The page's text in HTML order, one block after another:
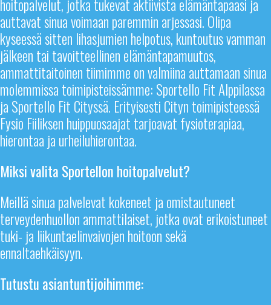
hoitopalvelut, jotka tukevat aktiivista elämäntapaasi ja
auttavat sinua voimaan paremmin arjessasi. Olipa
kyseessä sitten lihasjumien helpotus, kuntoutus vamman
jälkeen tai tavoitteellinen elämäntapamuutos,
ammattitaitoinen tiimimme on valmiina auttamaan sinua
molemmissa toimipisteissämme: Sportello Fit Alppilassa
ja Sportello Fit Cityssä. Erityisesti Cityn toimipisteessä
Fysio Fiiliksen huippuosaajat tarjoavat fysioterapiaa,
hierontaa ja urheiluhierontaa.
Miksi valita Sportellon hoitopalvelut?
Meillä sinua palvelevat kokeneet ja omistautuneet
terveydenhuollon ammattilaiset, jotka ovat erikoistuneet
tuki- ja liikuntaelinvaivojen hoitoon sekä
ennaltaehkäisyyn.
Tutustu asiantuntijoihimme: